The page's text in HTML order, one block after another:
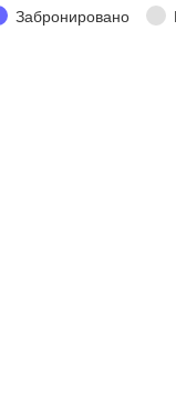
Забронировано